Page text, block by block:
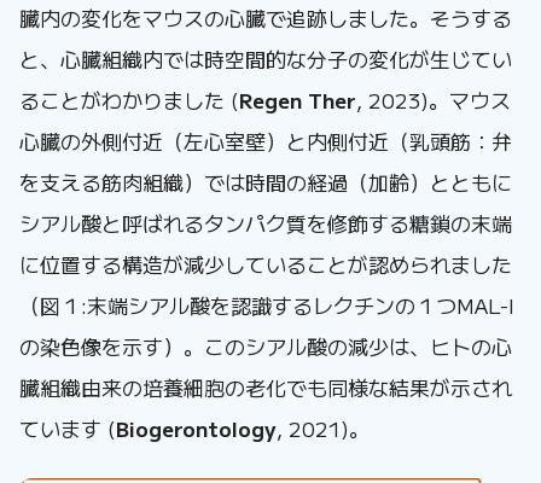
臓内の変化をマウスの心臓で追跡しました。そうする
と、心臓組織内では時空間的な分子の変化が生じてい
ることがわかりました (Regen Ther, 2023)。マウス
心臓の外側付近（左心室壁）と内側付近（乳頭筋：弁
を支える筋肉組織）では時間の経過（加齢）とともに
シアル酸と呼ばれるタンパク質を修飾する糖鎖の末端
に位置する構造が減少していることが認められました
（図１:末端シアル酸を認識するレクチンの１つMAL-I
の染色像を示す）。このシアル酸の減少は、ヒトの心
臓組織由来の培養細胞の老化でも同様な結果が示され
ています (Biogerontology, 2021)。